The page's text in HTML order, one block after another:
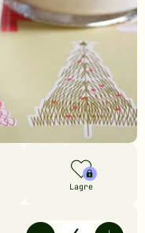
Lagre